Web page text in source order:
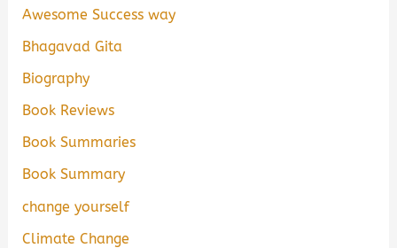
Awesome Success way
Bhagavad Gita
Biography
Book Reviews
Book Summaries
Book Summary
change yourself
Climate Change